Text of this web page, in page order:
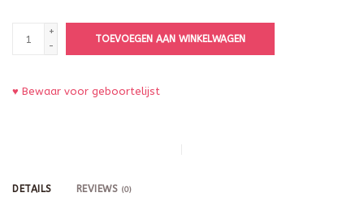
+
-
TOEVOEGEN AAN WINKELWAGEN
♥ Bewaar voor geboortelijst
DETAILS REVIEWS (0)